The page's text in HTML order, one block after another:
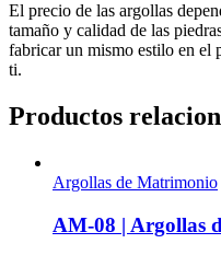
El precio de las argollas
tamaño y calidad de las
fabricar un mismo estilo en el
ti.
Productos
Argollas de Matrimonio
AM-08 | Argollas